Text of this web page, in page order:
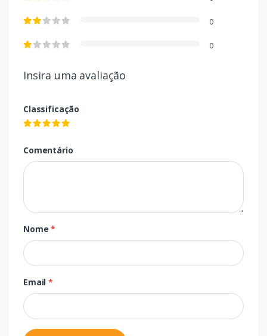
0
0
Insira uma avaliação
Classificação
Comentário
Nome*
Email*